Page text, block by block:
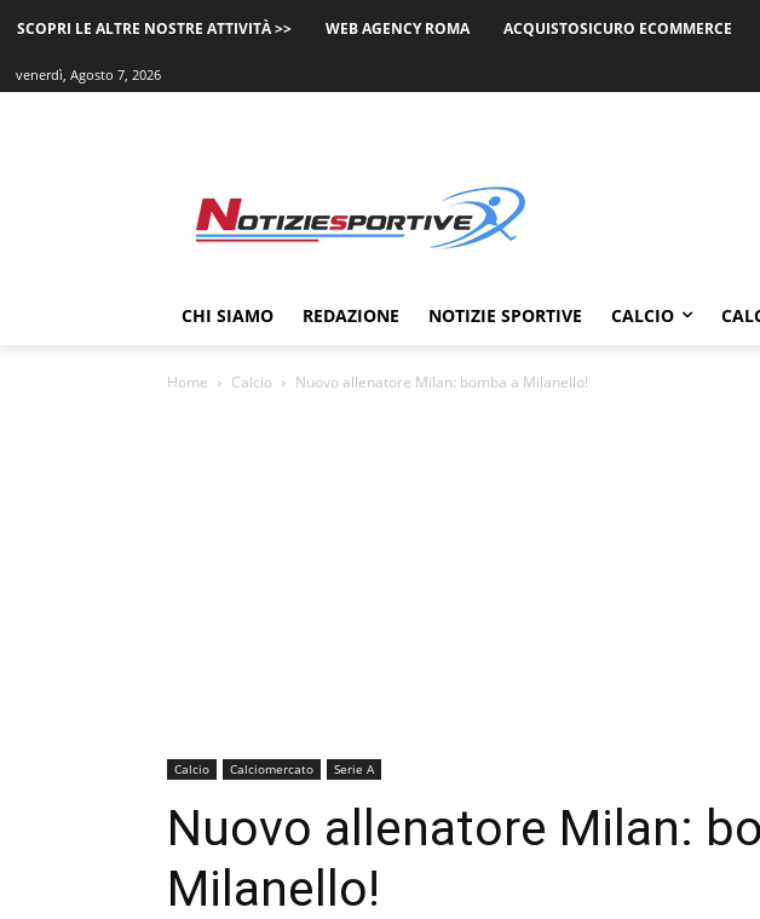
SCOPRI LE ALTRE NOSTRE ATTIVITÀ >> WEB AGENCY ROMA ACQUISTOSICURO ECOMMERCE
venerdì, Agosto 7, 2026
CHI SIAMO REDAZIONE NOTIZIE SPORTIVE CALCIO
Home Calcio Nuovo allenatore Milan: bomba a Milanello!
Calcio Calciomercato Serie A
Nuovo allenatore Milan:
Milanello!